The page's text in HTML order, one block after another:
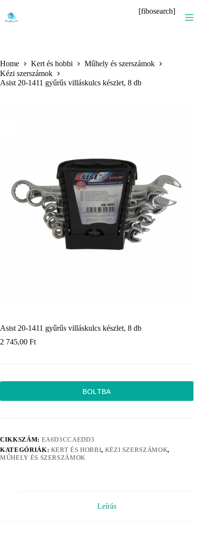
content
[fibosearch]
Home Kert és hobbi
Műhely és szerszámok
Kézi szerszámok
Asist 20-1411 gyűrűs villáskulcs készlet, 8 db
Asist 20-1411 gyűrűs villáskulcs készlet, 8 db
2 745,00 Ft
BOLTBA
CIKKSZÁM: EA6D3CCAEDD3
KATEGÓRIÁK: KERT ÉS HOBBI, KÉZI SZERSZÁMOK,
MŰHELY ÉS SZERSZÁMOK
Leírás